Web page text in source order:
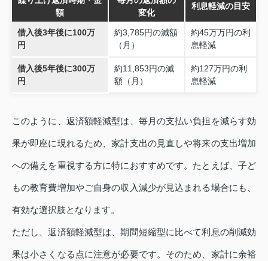
額
変化
利息軽減の目安
借入後3年後に100万
円
約3,785円の減額
（月）
約45万万円の利
息軽減
借入後5年後に300万
円
約11,853円の減
額（月）
約127万円の利
息軽減
このように、返済額軽減型は、毎月の支払い負担を減らす効
果が即座に現れるため、家計支出の見直しや将来の支出増加
への備えを重視する方に特におすすめです。たとえば、子ど
もの教育費増加やご自身の収入減少が見込まれる場合にも、
有効な選択肢となります。
ただし、返済額軽減型は、期間短縮型に比べて利息の削減効
果は小さくなる点に注意が必要です。そのため、家計に余裕